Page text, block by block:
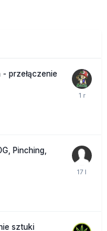
przełączenie
Pinching,
sztuki